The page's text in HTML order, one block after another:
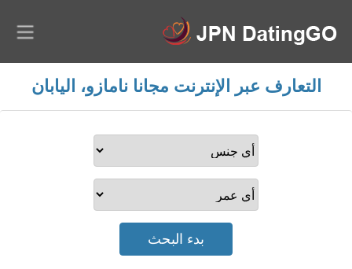
التعارف عبر الإنترنت مجانا نامازو، اليابان